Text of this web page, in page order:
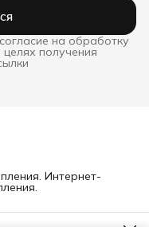
на обработку
получения
Интернет-